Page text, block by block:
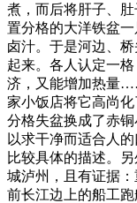
煮，而后将肝子、
置分格的大洋铁盆
卤汁。于是河边、
起来。各人认定一
济，又能增加热量
家小饭店将它高尚
分格失盆换成了赤
以求干净而适合人
比较具体的描述。
城泸州，且有证据
前长江边上的船工